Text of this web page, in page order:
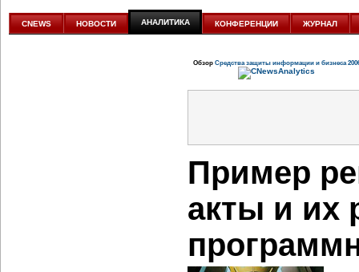
аналитике
CNEWS НОВОСТИ АНАЛИТИКА КОНФЕРЕНЦИИ ЖУРНАЛ
Обзор Средства защиты информации и бизнеса
Пример
акты и их